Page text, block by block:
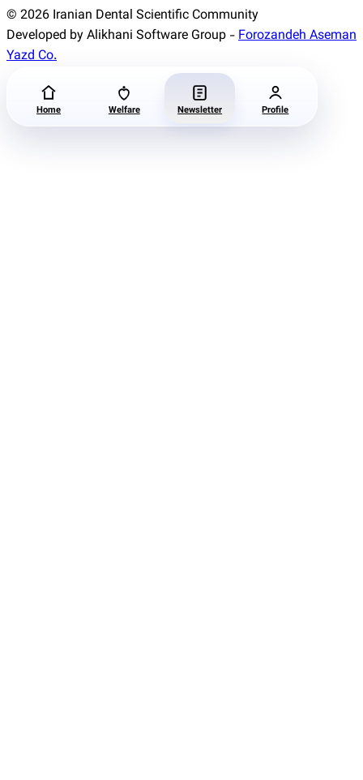
© 2026 Iranian Dental Scientific Community
Developed by Alikhani Software Group -Forozandeh Aseman
Yazd Co.
Home Welfare Newsletter Profile